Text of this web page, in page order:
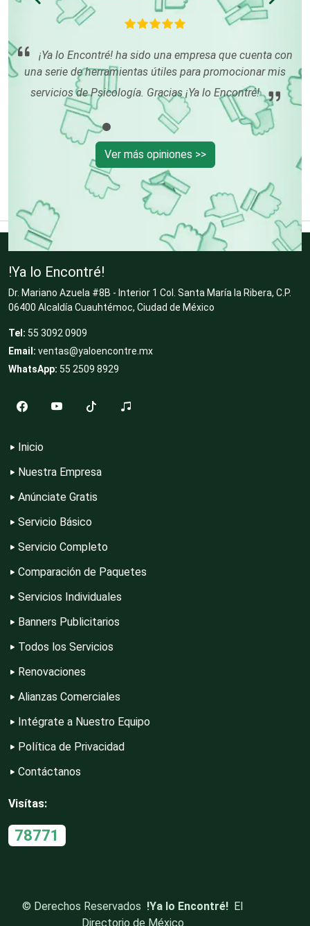
Centros Turísticos
Cerrajerías
Cibercafés
Clínicas de Belleza
Clínicas de Rehabilitación
Clínicas y Hospitales
Clubes Deportivos
Compresores de aire
Computadoras
Conferencias Empresariales
Cortinas, Persianas y Alfombras
¡Ya lo Encontré! ha sido una empresa que cuenta con
una serie de herramientas útiles para promocionar mis
servicios de Psicología. Gracias ¡Ya lo Encontré!
Ver más opiniones >>
!Ya lo Encontré!
Dr. Mariano Azuela #8B - Interior 1 Col. Santa María la Ribera, C.P.
06400 Alcaldía Cuauhtémoc, Ciudad de México
Tel: 55 3092 0909
Email: ventas@yaloencontre.mx
WhatsApp: 55 2509 8929
Inicio
Nuestra Empresa
Anúnciate Gratis
Servicio Básico
Servicio Completo
Comparación de Paquetes
Servicios Individuales
Banners Publicitarios
Todos los Servicios
Renovaciones
Alianzas Comerciales
Intégrate a Nuestro Equipo
Política de Privacidad
Contáctanos
Visítas:
78771
© Derechos Reservados !Ya lo Encontré! El
Directorio de México